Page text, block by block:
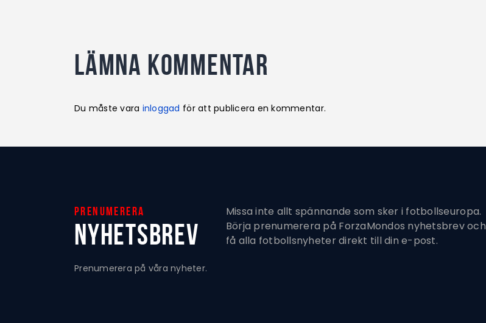
Lämna kommentar
Du måste vara inloggad för att publicera en kommentar.
Prenumerera
Nyhetsbrev
Prenumerera på våra nyheter.
Missa inte allt spännande som sker i fotbollseuropa.
Börja prenumerera på ForzaMondos nyhetsbrev och
få alla fotbollsnyheter direkt till din e-post.